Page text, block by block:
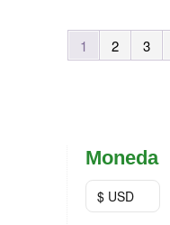
1 2 3
Moneda
$ USD